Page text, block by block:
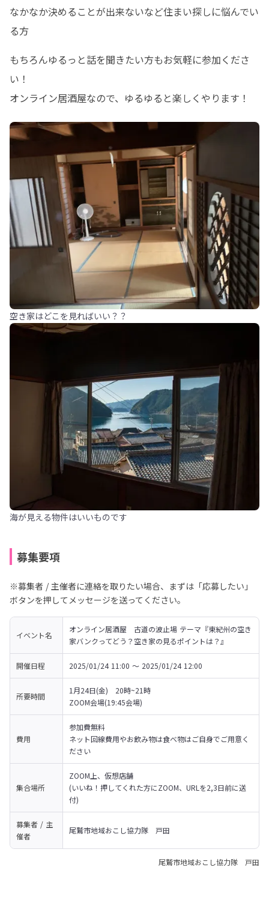
なかなか決めることが出来ないなど住まい探しに悩んでい
る方
もちろんゆるっと話を聞きたい方もお気軽に参加くださ
い！
オンライン居酒屋なので、ゆるゆると楽しくやります！
空き家はどこを見ればいい？？
海が見える物件はいいものです
募集要項
※募集者 / 主催者に連絡を取りたい場合、まずは「応募したい」
ボタンを押してメッセージを送ってください。
イベント名
オンライン居酒屋　古道の波止場 テーマ『東紀州の空き
家バンクってどう？空き家の見るポイントは？』
開催日程 2025/01/24 11:00 〜 2025/01/24 12:00
所要時間
1月24日(金)　20時~21時
ZOOM会場(19:45会場)
費用
参加費無料
ネット回線費用やお飲み物は食べ物はご自身でご用意く
ださい
集合場所
ZOOM上、仮想店舗
(いいね！押してくれた方にZOOM、URLを2,3日前に送
付)
募集者 / 主
催者
尾鷲市地域おこし協力隊　戸田
尾鷲市地域おこし協力隊 戸田